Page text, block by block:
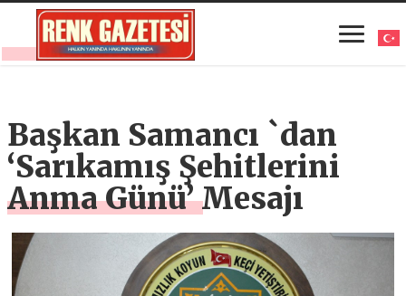
Başkan Samancı `dan
‘Sarıkamış Şehitlerini
Anma Günü’ Mesajı